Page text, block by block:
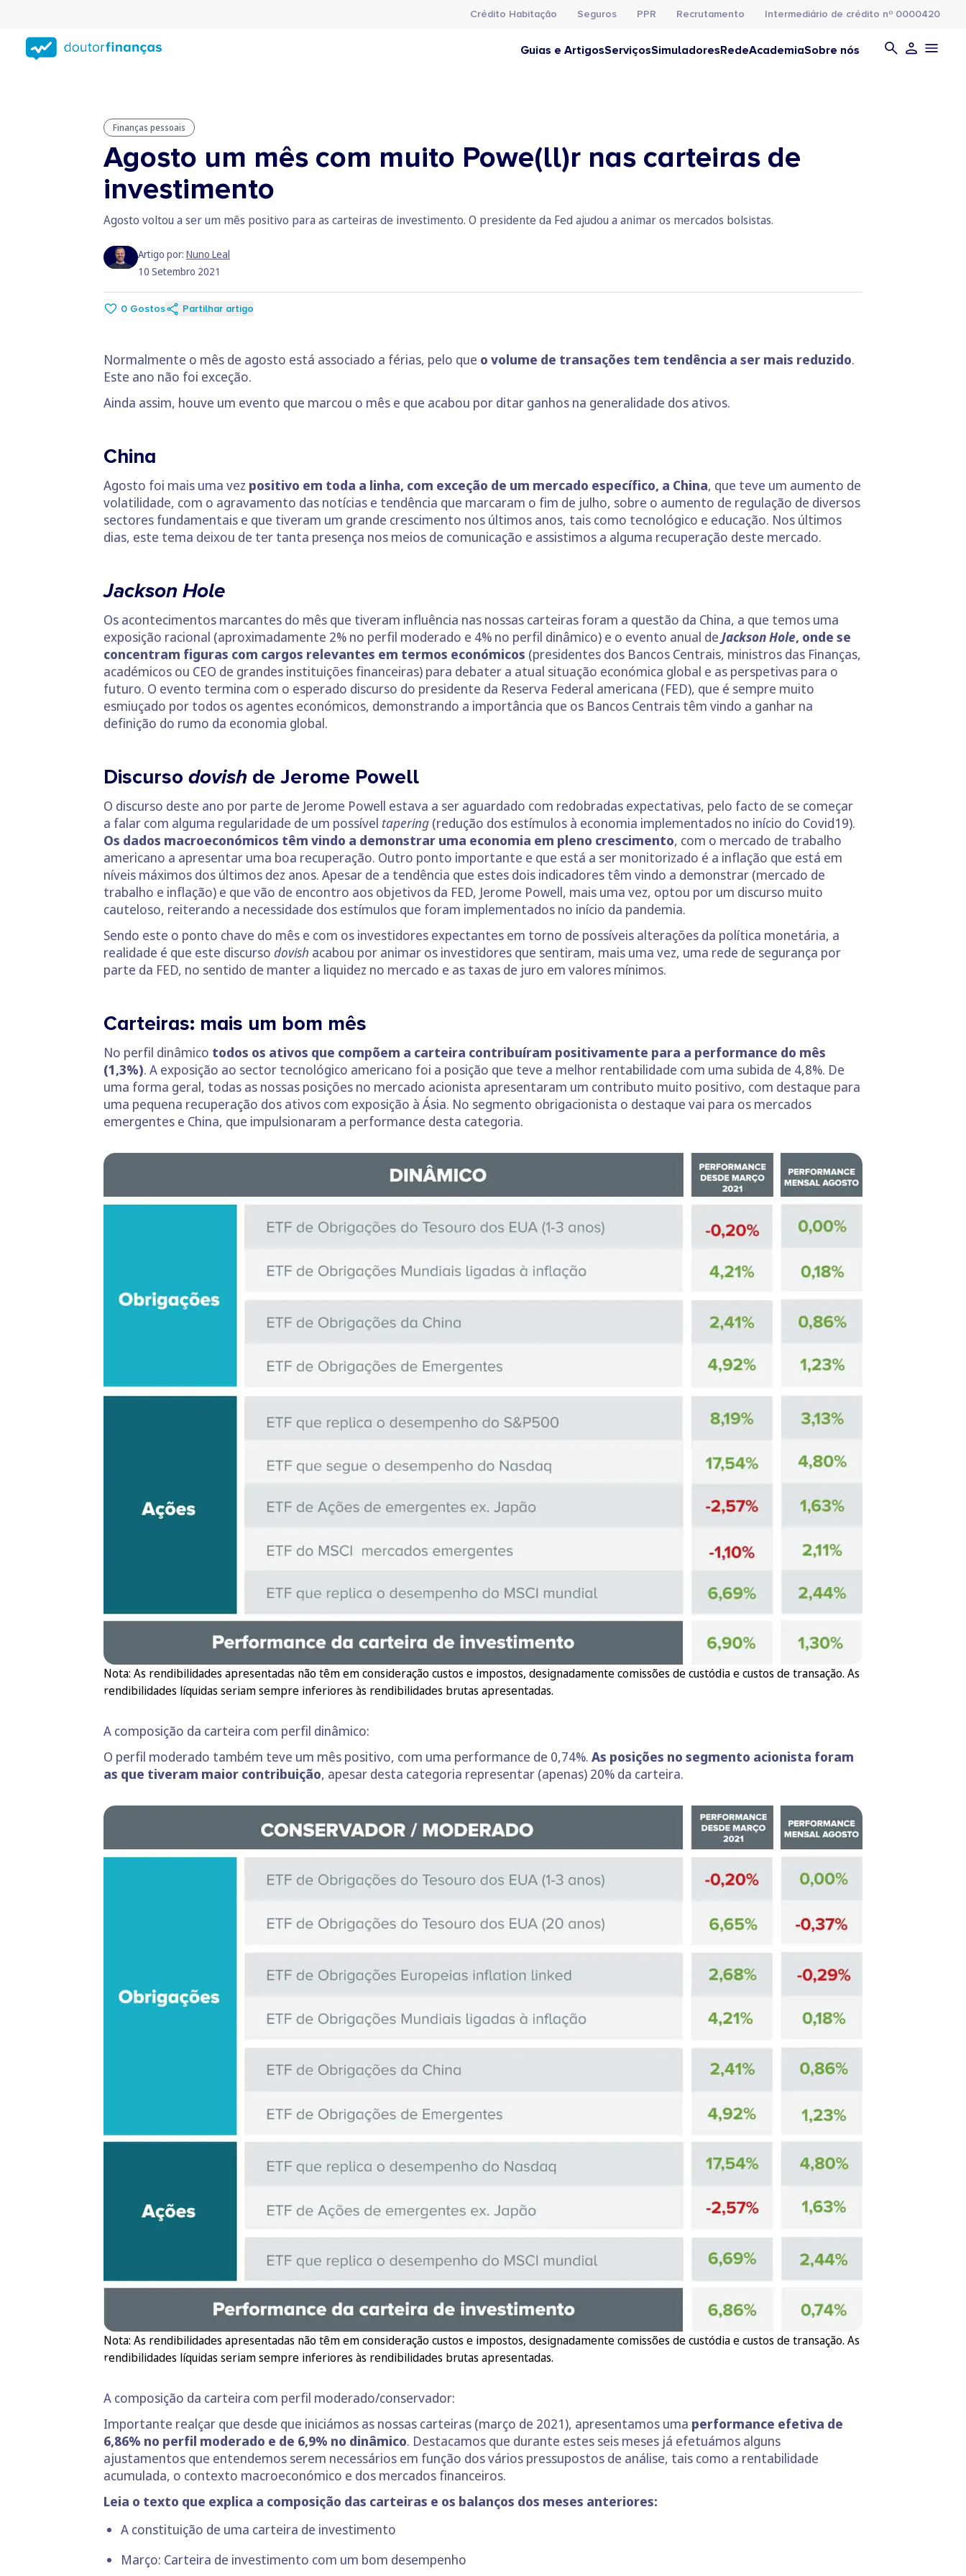
conteúdo
principal
Crédito Habitação Seguros PPR Recrutamento Intermediário de crédito nº 0000420
Guias e ArtigosServiçosSimuladoresRedeAcademiaSobre nós
Finanças pessoais
Agosto um mês com muito Powe(ll)r nas carteiras de
investimento
Agosto voltou a ser um mês positivo para as carteiras de investimento. O presidente da Fed ajudou a animar os mercados bolsistas.
Artigo por: Nuno Leal
10 Setembro 2021
0 Gostos Partilhar artigo
Normalmente o mês de agosto está associado a férias, pelo que o volume de transações tem tendência a ser mais reduzido.
Este ano não foi exceção.
Ainda assim, houve um evento que marcou o mês e que acabou por ditar ganhos na generalidade dos ativos.
China
Agosto foi mais uma vez positivo em toda a linha, com exceção de um mercado específico, a China, que teve um aumento de
volatilidade, com o agravamento das notícias e tendência que marcaram o fim de julho, sobre o aumento de regulação de diversos
sectores fundamentais e que tiveram um grande crescimento nos últimos anos, tais como tecnológico e educação. Nos últimos
dias, este tema deixou de ter tanta presença nos meios de comunicação e assistimos a alguma recuperação deste mercado.
Jackson Hole
Os acontecimentos marcantes do mês que tiveram influência nas nossas carteiras foram a questão da China, a que temos uma
exposição racional (aproximadamente 2% no perfil moderado e 4% no perfil dinâmico) e o evento anual de Jackson Hole, onde se
concentram figuras com cargos relevantes em termos económicos (presidentes dos Bancos Centrais, ministros das Finanças,
académicos ou CEO de grandes instituições financeiras) para debater a atual situação económica global e as perspetivas para o
futuro. O evento termina com o esperado discurso do presidente da Reserva Federal americana (FED), que é sempre muito
esmiuçado por todos os agentes económicos, demonstrando a importância que os Bancos Centrais têm vindo a ganhar na
definição do rumo da economia global.
Discurso dovish de Jerome Powell
O discurso deste ano por parte de Jerome Powell estava a ser aguardado com redobradas expectativas, pelo facto de se começar
a falar com alguma regularidade de um possível tapering (redução dos estímulos à economia implementados no início do Covid19).
Os dados macroeconómicos têm vindo a demonstrar uma economia em pleno crescimento, com o mercado de trabalho
americano a apresentar uma boa recuperação. Outro ponto importante e que está a ser monitorizado é a inflação que está em
níveis máximos dos últimos dez anos. Apesar de a tendência que estes dois indicadores têm vindo a demonstrar (mercado de
trabalho e inflação) e que vão de encontro aos objetivos da FED, Jerome Powell, mais uma vez, optou por um discurso muito
cauteloso, reiterando a necessidade dos estímulos que foram implementados no início da pandemia.
Sendo este o ponto chave do mês e com os investidores expectantes em torno de possíveis alterações da política monetária, a
realidade é que este discurso dovish acabou por animar os investidores que sentiram, mais uma vez, uma rede de segurança por
parte da FED, no sentido de manter a liquidez no mercado e as taxas de juro em valores mínimos.
Carteiras: mais um bom mês
No perfil dinâmico todos os ativos que compõem a carteira contribuíram positivamente para a performance do mês
(1,3%). A exposição ao sector tecnológico americano foi a posição que teve a melhor rentabilidade com uma subida de 4,8%. De
uma forma geral, todas as nossas posições no mercado acionista apresentaram um contributo muito positivo, com destaque para
uma pequena recuperação dos ativos com exposição à Ásia. No segmento obrigacionista o destaque vai para os mercados
emergentes e China, que impulsionaram a performance desta categoria.
Nota: As rendibilidades apresentadas não têm em consideração custos e impostos, designadamente comissões de custódia e custos de transação. As
rendibilidades líquidas seriam sempre inferiores às rendibilidades brutas apresentadas.
A composição da carteira com perfil dinâmico:
O perfil moderado também teve um mês positivo, com uma performance de 0,74%. As posições no segmento acionista foram
as que tiveram maior contribuição, apesar desta categoria representar (apenas) 20% da carteira.
Nota: As rendibilidades apresentadas não têm em consideração custos e impostos, designadamente comissões de custódia e custos de transação. As
rendibilidades líquidas seriam sempre inferiores às rendibilidades brutas apresentadas.
A composição da carteira com perfil moderado/conservador:
Importante realçar que desde que iniciámos as nossas carteiras (março de 2021), apresentamos uma performance efetiva de
6,86% no perfil moderado e de 6,9% no dinâmico. Destacamos que durante estes seis meses já efetuámos alguns
ajustamentos que entendemos serem necessários em função dos vários pressupostos de análise, tais como a rentabilidade
acumulada, o contexto macroeconómico e dos mercados financeiros.
Leia o texto que explica a composição das carteiras e os balanços dos meses anteriores:
A constituição de uma carteira de investimento
Março: Carteira de investimento com um bom desempenho